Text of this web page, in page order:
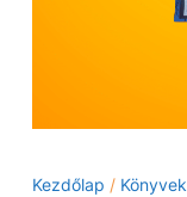
Kezdőlap / Könyvek